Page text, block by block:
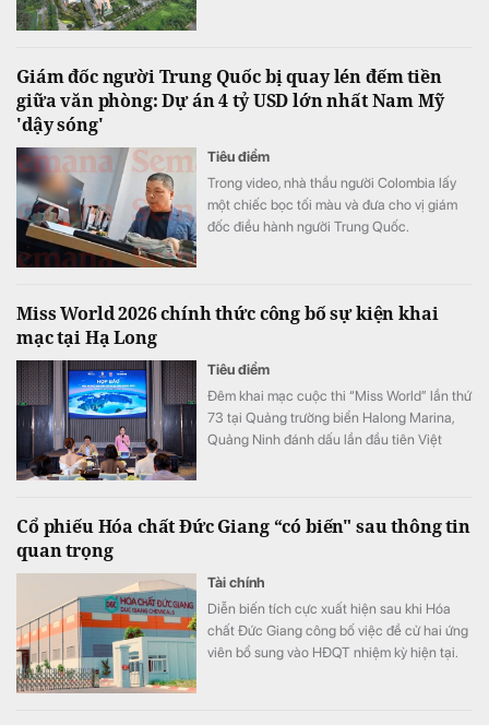
Giám đốc người Trung Quốc bị quay lén đếm tiền
giữa văn phòng: Dự án 4 tỷ USD lớn nhất Nam Mỹ
'dậy sóng'
Tiêu điểm
Trong video, nhà thầu người Colombia lấy
một chiếc bọc tối màu và đưa cho vị giám
đốc điều hành người Trung Quốc.
Miss World 2026 chính thức công bố sự kiện khai
mạc tại Hạ Long
Tiêu điểm
Đêm khai mạc cuộc thi “Miss World” lần thứ
73 tại Quảng trường biển Halong Marina,
Quảng Ninh đánh dấu lần đầu tiên Việt
cơ hội để tỉnh Quảng Ninh giới thiệu đến
hiện đại và năng động, một điểm đến di sản
giàu bản sắc văn hóa.
Cổ phiếu Hóa chất Đức Giang “có biến" sau thông tin
quan trọng
Tài chính
Diễn biến tích cực xuất hiện sau khi Hóa
chất Đức Giang công bố việc đề cử hai ứng
viên bổ sung vào HĐQT nhiệm kỳ hiện tại.